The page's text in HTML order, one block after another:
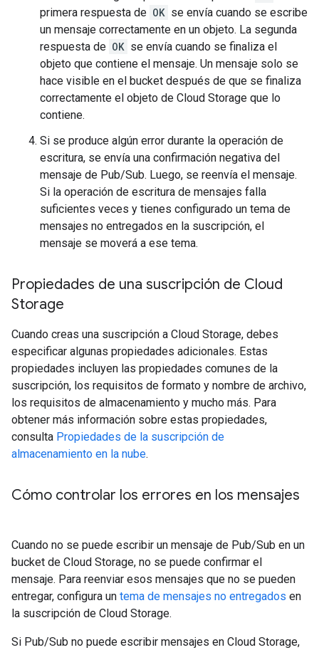
primera respuesta de OK se envía cuando se escribe
un mensaje correctamente en un objeto. La segunda
respuesta de OK se envía cuando se finaliza el
objeto que contiene el mensaje. Un mensaje solo se
hace visible en el bucket después de que se finaliza
correctamente el objeto de Cloud Storage que lo
contiene.
Si se produce algún error durante la operación de
escritura, se envía una confirmación negativa del
mensaje de Pub/Sub. Luego, se reenvía el mensaje.
Si la operación de escritura de mensajes falla
suficientes veces y tienes configurado un tema de
mensajes no entregados en la suscripción, el
mensaje se moverá a ese tema.
Propiedades de una suscripción de Cloud
Storage
Cuando creas una suscripción a Cloud Storage, debes
especificar algunas propiedades adicionales. Estas
propiedades incluyen las propiedades comunes de la
suscripción, los requisitos de formato y nombre de archivo,
los requisitos de almacenamiento y mucho más. Para
obtener más información sobre estas propiedades,
consulta Propiedades de la suscripción de
almacenamiento en la nube.
Cómo controlar los errores en los mensajes
Cuando no se puede escribir un mensaje de Pub/Sub en un
bucket de Cloud Storage, no se puede confirmar el
mensaje. Para reenviar esos mensajes que no se pueden
entregar, configura un tema de mensajes no entregados en
la suscripción de Cloud Storage.
Si Pub/Sub no puede escribir mensajes en Cloud Storage,